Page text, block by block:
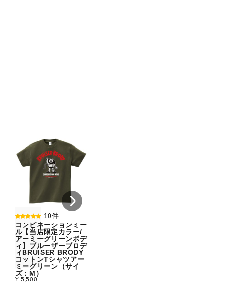
10件
コンビネーションミー
ル【当店限定カラー/
アーミーグリーンボデ
ィ】ブルーザーブロデ
ィBRUISER BRODY
コットンTシャツアー
ミーグリーン（サイ
ズ：M）
¥ 5,500